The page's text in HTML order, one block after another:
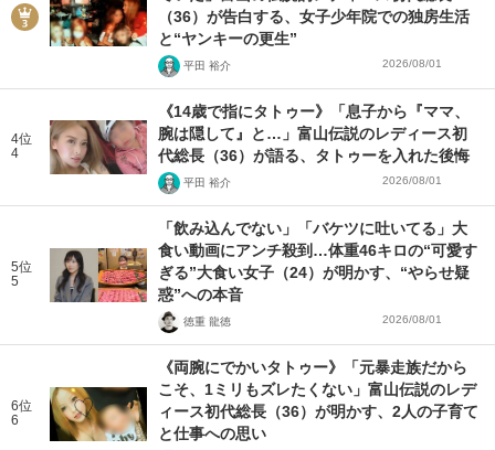
（36）が告白する、女子少年院での独房生活
と“ヤンキーの更生”
平田 裕介 2026/08/01
4位
4
《14歳で指にタトゥー》「息子から『ママ、
腕は隠して』と…」富山伝説のレディース初
代総長（36）が語る、タトゥーを入れた後悔
平田 裕介 2026/08/01
5位
5
「飲み込んでない」「バケツに吐いてる」大
食い動画にアンチ殺到…体重46キロの“可愛す
ぎる”大食い女子（24）が明かす、“やらせ疑
惑”への本音
徳重 龍徳 2026/08/01
6位
6
《両腕にでかいタトゥー》「元暴走族だから
こそ、1ミリもズレたくない」富山伝説のレデ
ィース初代総長（36）が明かす、2人の子育て
と仕事への思い